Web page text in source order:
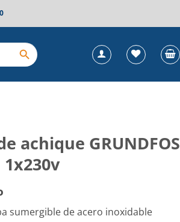
achique GRUNDFOS
1x230v
sumergible de acero inoxidable